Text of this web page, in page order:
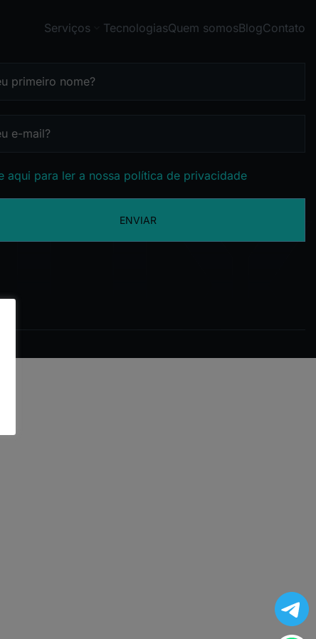
Serviços TecnologiasQuem somosBlogContato
aqui para ler a nossa política de privacidade
ENVIAR